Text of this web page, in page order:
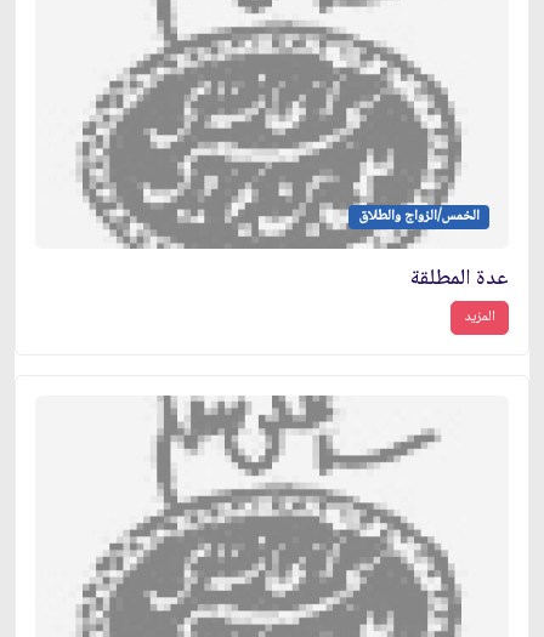
الخمس/الزواج والطلاق
عدة المطلقة
المزيد